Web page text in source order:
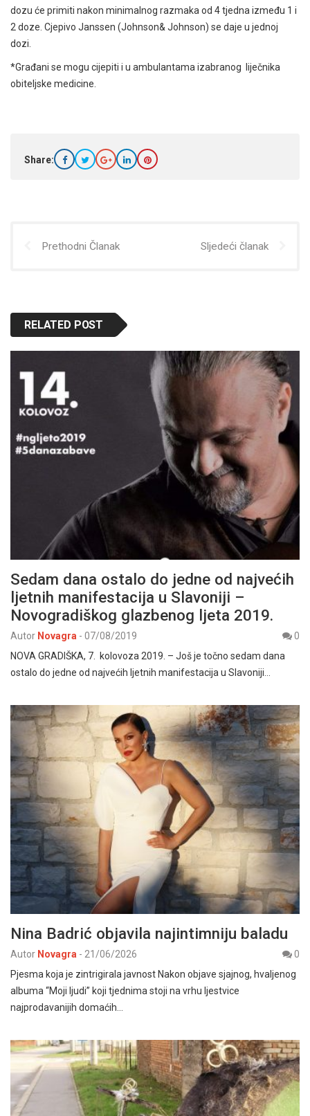
dozu će primiti nakon minimalnog razmaka od 4 tjedna između 1 i
2 doze. Cjepivo Janssen (Johnson& Johnson) se daje u jednoj
dozi.
*Građani se mogu cijepiti i u ambulantama izabranog liječnika
obiteljske medicine.
Share:
Prethodni Članak Sljedeći članak
RELATED POST
Sedam dana ostalo do jedne od najvećih
ljetnih manifestacija u Slavoniji –
Novogradiškog glazbenog ljeta 2019.
Autor Novagra - 07/08/2019
0
NOVA GRADIŠKA, 7. kolovoza 2019. – Još je točno sedam dana
ostalo do jedne od najvećih ljetnih manifestacija u Slavoniji…
Nina Badrić objavila najintimniju baladu
Autor Novagra - 21/06/2026
0
Pjesma koja je zintrigirala javnost Nakon objave sjajnog, hvaljenog
albuma “Moji ljudi” koji tjednima stoji na vrhu ljestvice
najprodavanijih domaćih…